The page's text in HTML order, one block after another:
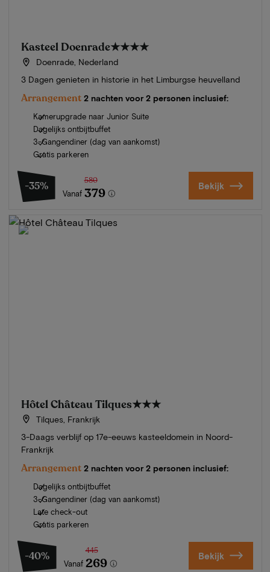
Kasteel Doenrade★★★★
Doenrade, Nederland
3 Dagen genieten in historie in het Limburgse heuvelland
Arrangement 2 nachten voor 2 personen inclusief:
Kamerupgrade naar Junior Suite
Dagelijks ontbijtbuffet
3-Gangendiner (dag van aankomst)
Gratis parkeren
-35%
Vanaf
580
379 Bekijk
Hôtel Château Tilques★★★
Tilques, Frankrijk
3-Daags verblijf op 17e-eeuws kasteeldomein in Noord-
Frankrijk
Arrangement 2 nachten voor 2 personen inclusief:
Dagelijks ontbijtbuffet
3-Gangendiner (dag van aankomst)
Late check-out
Gratis parkeren
-40%
Vanaf
445
269 Bekijk